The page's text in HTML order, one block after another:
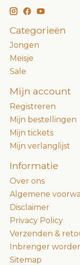
Categorieën
Jongen
Meisje
Sale
Mijn account
Registreren
Mijn bestellingen
Mijn tickets
Mijn verlanglijst
Informatie
Over ons
Algemene
Disclaimer
Privacy Policy
Verzenden &
Inbrenger
Sitemap